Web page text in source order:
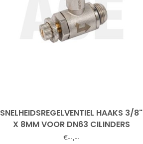
SNELHEIDSREGELVENTIEL HAAKS 3/8"
X 8MM VOOR DN63 CILINDERS
€--,--